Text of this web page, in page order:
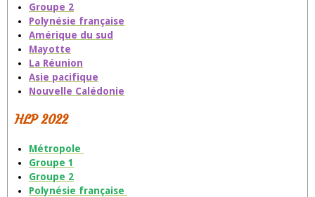
Groupe 2
Polynésie française
Amérique du sud
Mayotte
La Réunion
Asie pacifique
Nouvelle Calédonie
HLP 2022
Métropole
Groupe 1
Groupe 2
Polynésie française